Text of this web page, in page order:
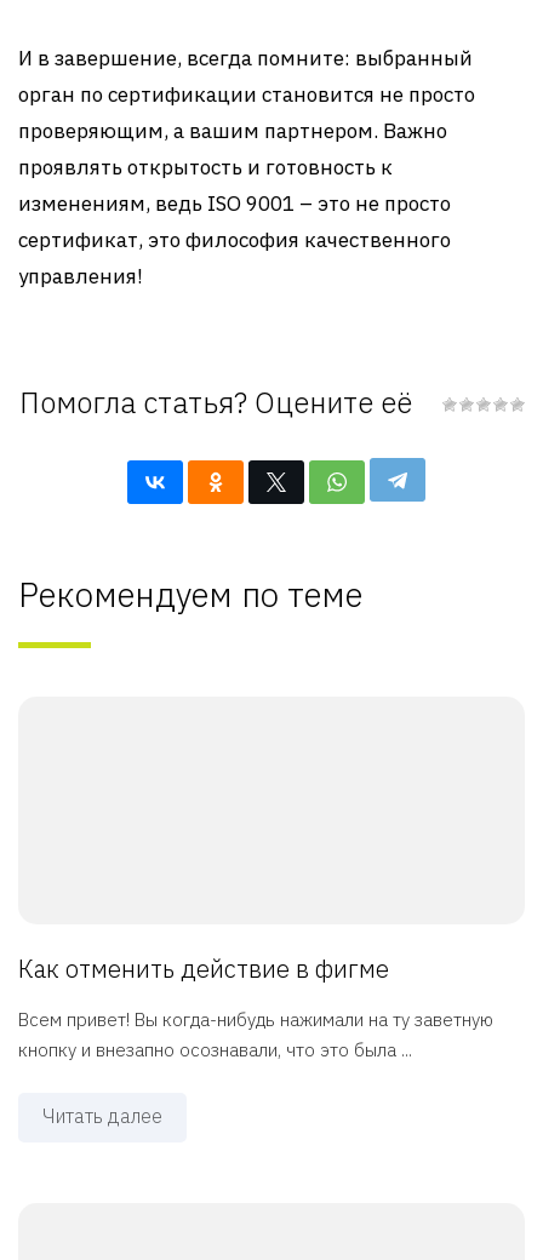
И в завершение, всегда помните: выбранный
орган по сертификации становится не просто
проверяющим, а вашим партнером. Важно
проявлять открытость и готовность к
изменениям, ведь ISO 9001 – это не просто
сертификат, это философия качественного
управления!
Помогла статья? Оцените её
Рекомендуем по теме
Как отменить действие в фигме
Всем привет! Вы когда-нибудь нажимали на ту заветную
кнопку и внезапно осознавали, что это была ...
Читать далее